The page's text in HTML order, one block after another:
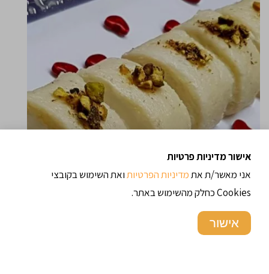
09/09/2017
אישור מדיניות פרטיות
אני מאשר/ת אתמדיניות הפרטיותואת השימוש בקובצי
Cookies כחלק מהשימוש באתר.
אישור